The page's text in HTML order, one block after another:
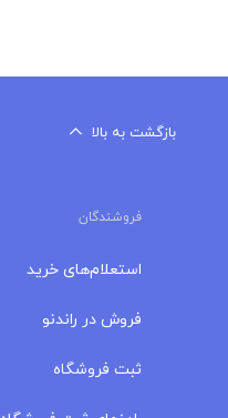
بازگشت به بالا
فروشندگان
استعلام‌های خرید
فروش در راندنو
ثبت فروشگاه